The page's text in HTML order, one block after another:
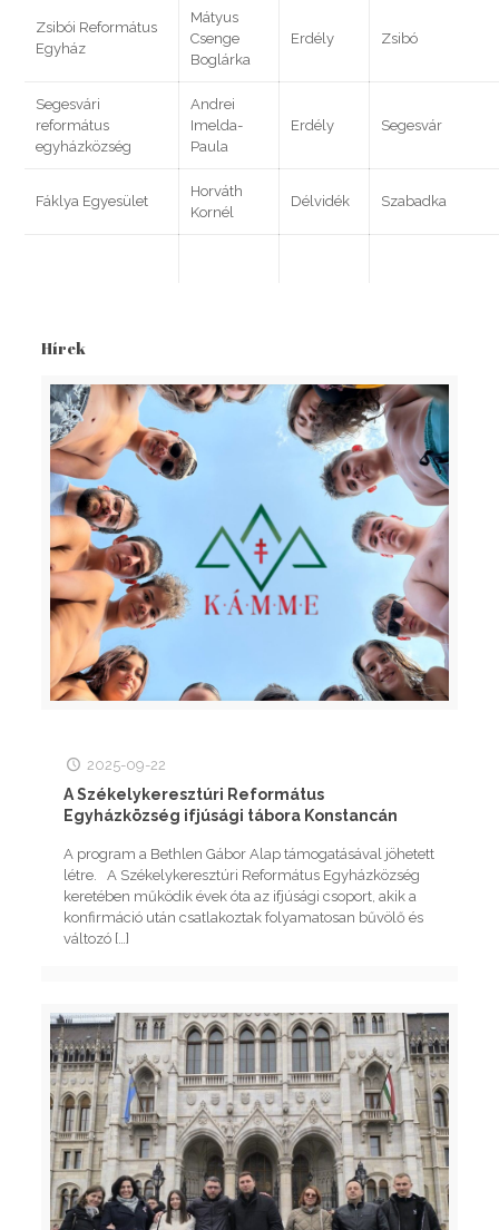
Zsibói Református
Egyház
Mátyus
Csenge
Boglárka
Erdély Zsibó
Segesvári
református
egyházközség
Andrei
Imelda-
Paula
Erdély Segesvár
Fáklya Egyesület
Horváth
Kornél
Délvidék Szabadka
Hírek
2025-09-22
A Székelykeresztúri Református
Egyházközség ifjúsági tábora Konstancán
A program a Bethlen Gábor Alap támogatásával jöhetett
létre. A Székelykeresztúri Református Egyházközség
keretében működik évek óta az ifjúsági csoport, akik a
konfirmáció után csatlakoztak folyamatosan bűvölő és
változó[…]